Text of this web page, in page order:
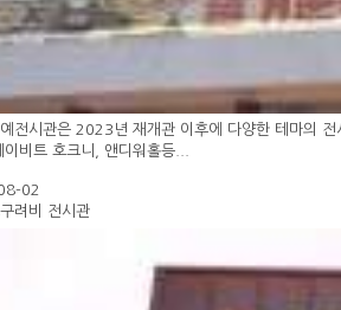
전시관은 2023년 재개관 이후에 다양한 테마의
이비트 호크니, 앤디워홀등...
02
려비 전시관